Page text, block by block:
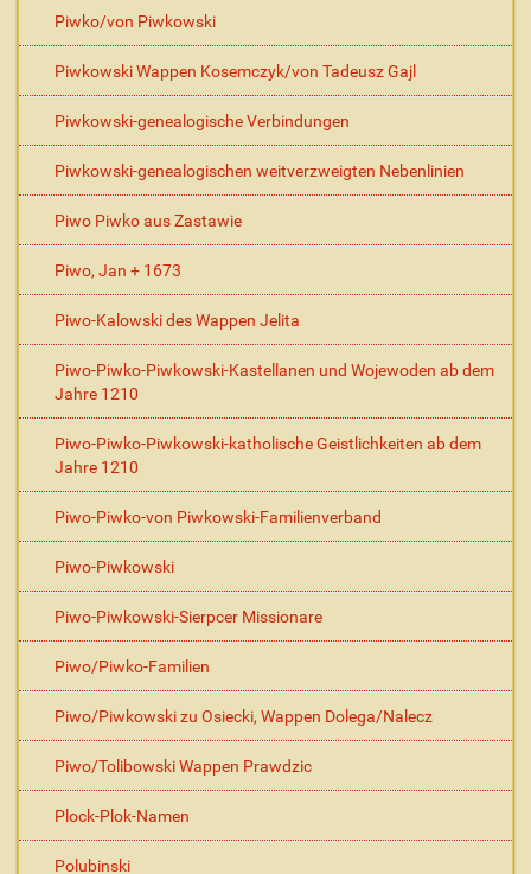
Piwko/von Piwkowski
Piwkowski Wappen Kosemczyk/von Tadeusz Gajl
Piwkowski-genealogische Verbindungen
Piwkowski-genealogischen weitverzweigten Nebenlinien
Piwo Piwko aus Zastawie
Piwo, Jan + 1673
Piwo-Kalowski des Wappen Jelita
Piwo-Piwko-Piwkowski-Kastellanen und Wojewoden ab dem
Jahre 1210
Piwo-Piwko-Piwkowski-katholische Geistlichkeiten ab dem
Jahre 1210
Piwo-Piwko-von Piwkowski-Familienverband
Piwo-Piwkowski
Piwo-Piwkowski-Sierpcer Missionare
Piwo/Piwko-Familien
Piwo/Piwkowski zu Osiecki, Wappen Dolega/Nalecz
Piwo/Tolibowski Wappen Prawdzic
Plock-Plok-Namen
Polubinski